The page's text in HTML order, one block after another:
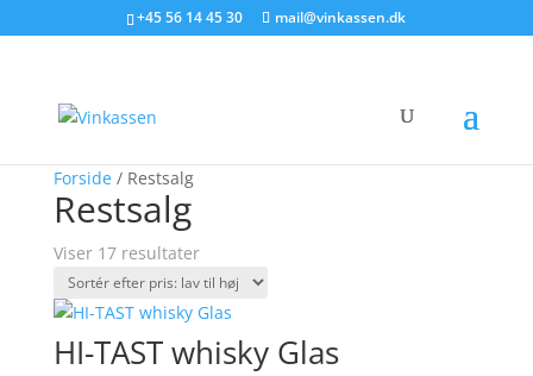
+45 56 14 45 30 mail@vinkassen.dk
Søg produkter - start med at skrive
Forside/ Restsalg
Restsalg
Viser 17 resultaterSorteret
efter
pris:
til
Tilbud!
HI-TAST whisky Glas
Tilbud!
Tilbud!
Tilbud!
Tilbud!
Tilbud!